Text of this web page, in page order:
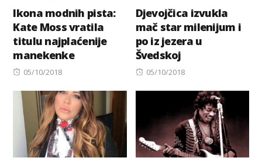
Ikona modnih pista:
Kate Moss vratila
titulu najplaćenije
manekenke
Posted
05/10/2018
Djevojčica izvukla
mač star milenijum i
po iz jezera u
Švedskoj
Posted
05/10/2018